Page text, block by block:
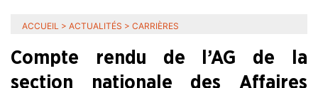
ACCUEIL > ACTUALITÉS > CARRIÈRES
Compte rendu de l’AG de la
section nationale des Affaires